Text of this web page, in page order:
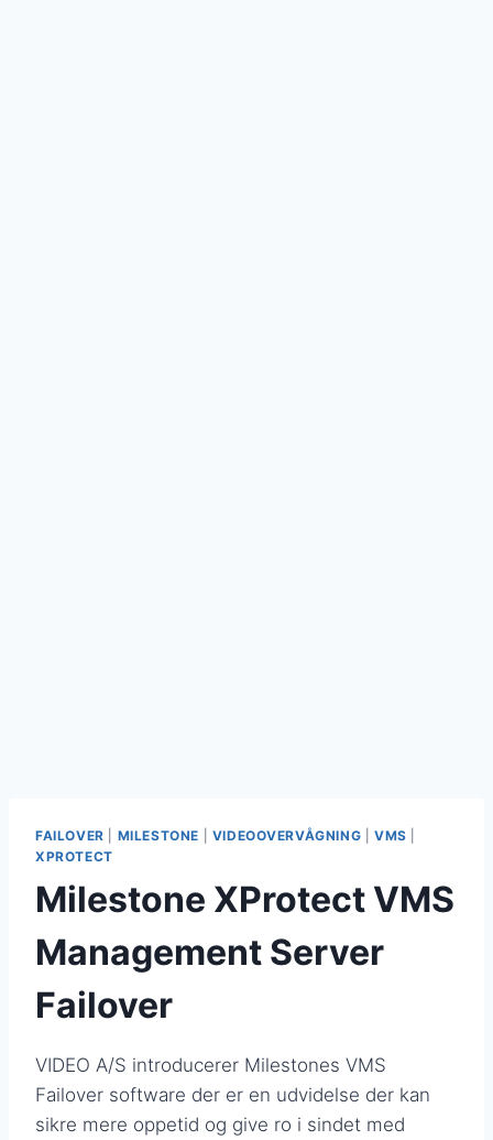
FAILOVER MILESTONE VIDEOOVERVÅGNING |VMS
XPROTECT
Milestone XProtect VMS
Management Server
Failover
VIDEO A/S introducerer Milestones VMS
Failover software der er en udvidelse der kan
sikre mere oppetid og give ro i sindet med